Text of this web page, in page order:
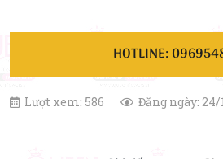
HOTLINE:
Lượt xem: 586 Đăng ngày: 24/